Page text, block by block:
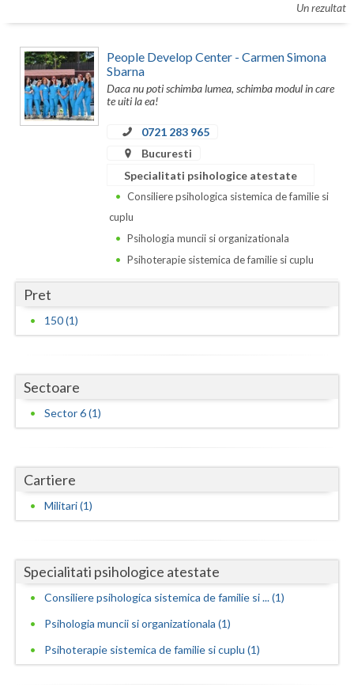
Cluj
Constanta
Covasna
Harghita
Hunedoara
Iasi
Ilfov
Mehedinti
Mures
Olt
Salaj
Un rezultat
People Develop Center - Carmen Simona
Sbarna
Daca nu poti schimba lumea, schimba modul in care
te uiti la ea!
0721 283 965
Bucuresti
Specialitati psihologice atestate
Consiliere psihologica sistemica de familie si
cuplu
Psihologia muncii si organizationala
Psihoterapie sistemica de familie si cuplu
Pret
150 (1)
Sectoare
Sector 6 (1)
Cartiere
Militari (1)
Specialitati psihologice atestate
Consiliere psihologica sistemica de familie si ... (1)
Psihologia muncii si organizationala (1)
Psihoterapie sistemica de familie si cuplu (1)